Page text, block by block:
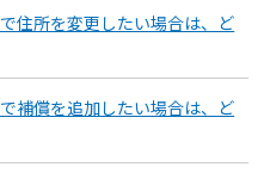
住所を変更したい場合は、ど
補償を追加したい場合は、ど